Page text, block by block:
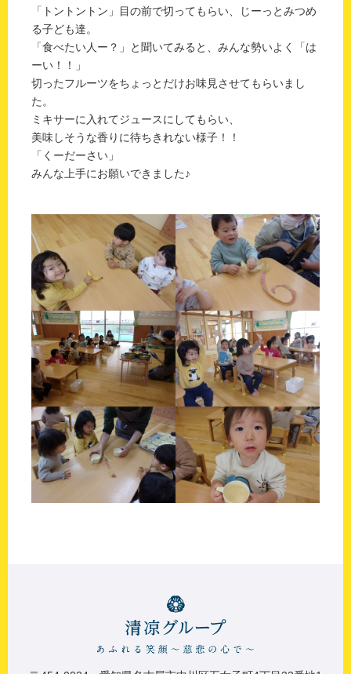
「トントントン」目の前で切ってもらい、じーっとみつめ
る子ども達。
「食べたい人ー？」と聞いてみると、みんな勢いよく「は
ーい！！」
切ったフルーツをちょっとだけお味見させてもらいまし
た。
ミキサーに入れてジュースにしてもらい、
美味しそうな香りに待ちきれない様子！！
「くーだーさい」
みんな上手にお願いできました♪